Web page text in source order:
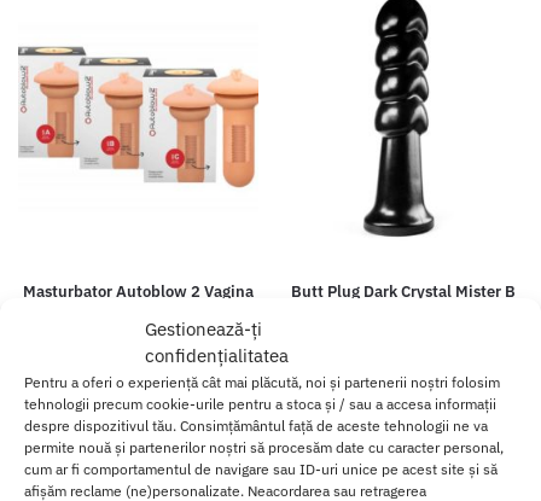
Gestionează-ți
confidențialitatea
Pentru a oferi o experiență cât mai plăcută, noi și partenerii noștri folosim
tehnologii precum cookie-urile pentru a stoca și / sau a accesa informații
despre dispozitivul tău. Consimțământul față de aceste tehnologii ne va
permite nouă și partenerilor noștri să procesăm date cu caracter personal,
cum ar fi comportamentul de navigare sau ID-uri unice pe acest site și să
afișăm reclame (ne)personalizate. Neacordarea sau retragerea
Masturbator Autoblow 2 Vagina
170.00lei
Selectează opțiunile
Butt Plug Dark Crystal Mister B
Selectează opțiunile